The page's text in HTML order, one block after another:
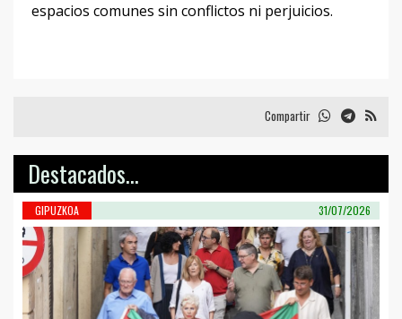
espacios comunes sin conflictos ni perjuicios.
Compartir
Destacados...
GIPUZKOA 31/07/2026